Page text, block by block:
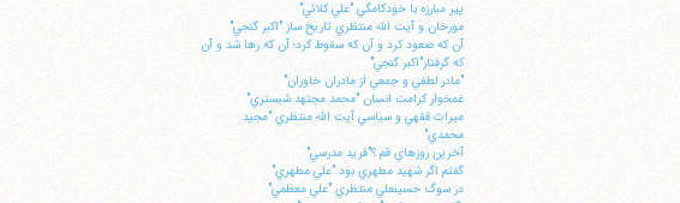
پير مبارزه با خودكامگي "علي كلائي"
مورخان و آيت الله منتظري تاريخ ساز "اكبر گنجي"
آن كه صعود كرد و آن كه سقوط كرد؛ آن كه رها شد و آن
كه گرفتار"اكبر گنجي"
"مادر لطفي و جمعي از مادران خاوران"
غمخوار كرامت انسان "محمد مجتهد شبستري"
ميراث فقهي و سياسي آيت الله منتظري "مجيد
محمدي"
آخرين روزهاي قم ؟"فريد مدرسي"
گفتم اگر شهيد مطهري بود "علي مطهري"
در سوگ حسينعلي منتظري "علي معظمي"